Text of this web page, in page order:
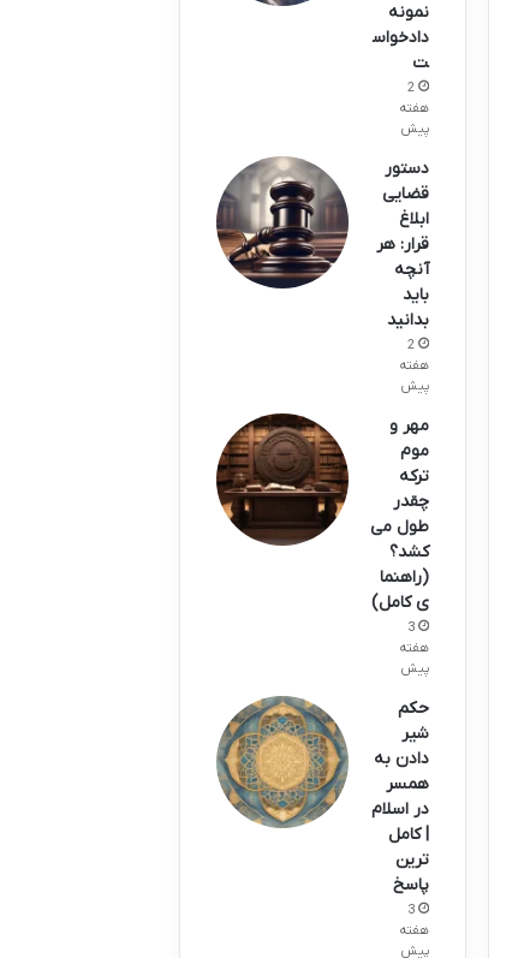
نمونه
دادخواس
ت
2
هفته
پیش
دستور
قضایی
ابلاغ
قرار: هر
آنچه
باید
بدانید
2
هفته
پیش
مهر و
موم
ترکه
چقدر
طول می
کشد؟
(راهنما
ی کامل)
3
هفته
پیش
حکم
شیر
دادن به
همسر
در اسلام
| کامل
ترین
پاسخ
3
هفته
پیش